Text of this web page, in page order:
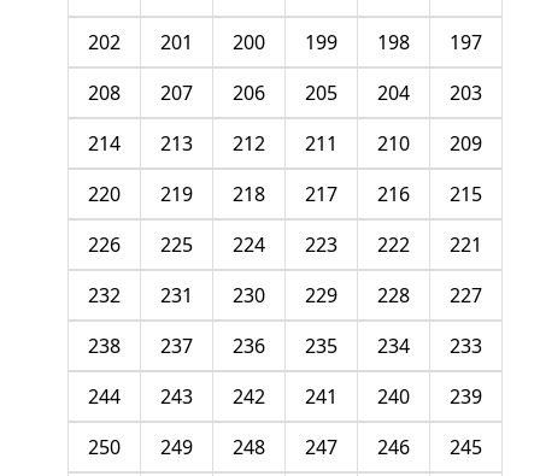
197
198
199
200
201
202
203
204
205
206
207
208
209
210
211
212
213
214
215
216
217
218
219
220
221
222
223
224
225
226
227
228
229
230
231
232
233
234
235
236
237
238
239
240
241
242
243
244
245
246
247
248
249
250